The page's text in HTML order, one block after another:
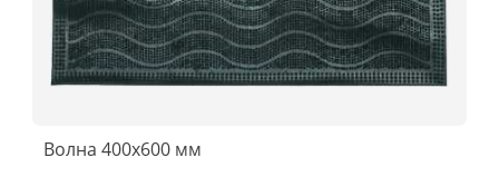
Волна 400х600 мм